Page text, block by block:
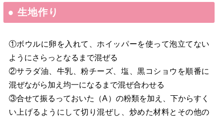
● 生地作り
①ボウルに卵を入れて、ホイッパーを使って泡立てない
ようにさらっとなるまで混ぜる
②サラダ油、牛乳、粉チーズ、塩、黒コショウを順番に
混ぜながら加え均一になるまで混ぜ合わせる
③合せて振るっておいた（A）の粉類を加え、下からすく
い上げるようにして切り混ぜし、炒めた材料とその他の